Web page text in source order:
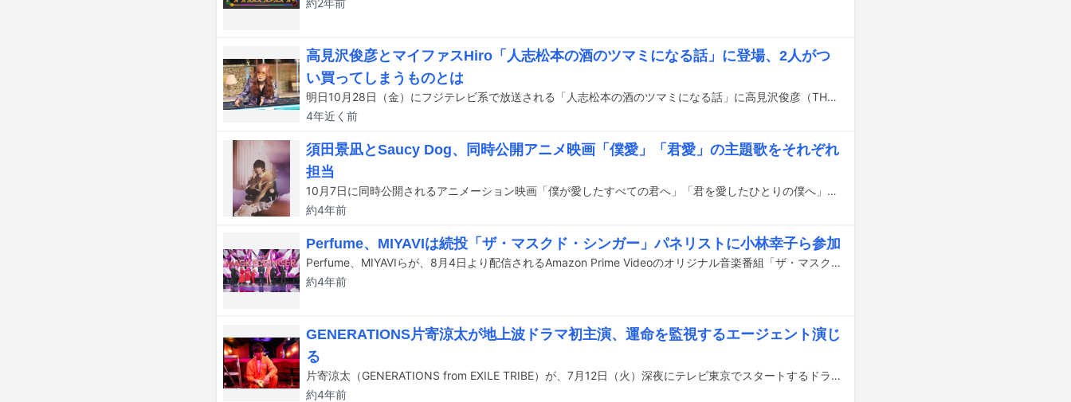
約2年前
高見沢俊彦とマイファスHiro「人志松本の酒のツマミになる話」に登場、2人がつ
い買ってしまうものとは
明日10月28日（金）にフジテレビ系で放送される「人志松本の酒のツマミになる話」に高見沢俊彦（THE ALFEE）、Hiro（MY FIRST STORY）が出演する。
4年近く 前
須田景凪とSaucy Dog、同時公開アニメ映画「僕愛」「君愛」の主題歌をそれぞれ
担当
10月7日に同時公開されるアニメーション映画「僕が愛したすべての君へ」「君を愛したひとりの僕へ」の主題歌を須田景凪とSaucy Dogがそれぞれ担当する。
約4年前
Perfume、MIYAVIは続投「ザ・マスクド・シンガー」パネリストに小林幸子ら参加
Perfume、MIYAVIらが、8月4日より配信されるAmazon Prime Videoのオリジナル音楽番組「ザ・マスクド・シンガー」シーズン2に出演することが発表された。
約4年前
GENERATIONS片寄涼太が地上波ドラマ初主演、運命を監視するエージェント演じ
る
片寄涼太（GENERATIONS from EXILE TRIBE）が、7月12日（火）深夜にテレビ東京でスタートするドラマ「運命警察」の主演を務める。
約4年前